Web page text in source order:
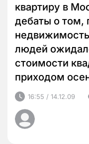
квартиру в
дебаты о том,
людей
стоимости
приходом
16:55 / 14.12.09